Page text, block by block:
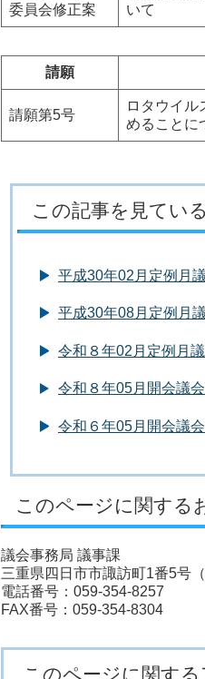
委員会修正案
いて
請願
請願第5号
ロタウイル
めることに
この記事を見てい
平成30年02月定例月
平成30年08月定例月
令和８年02月定例月
令和８年05月開会議
令和６年05月開会議
このページに関する
議会事務局 議事課
三重県四日市市諏訪町1番5号
電話番号：059-354-8257
FAX番号：059-354-8304
このページに関する